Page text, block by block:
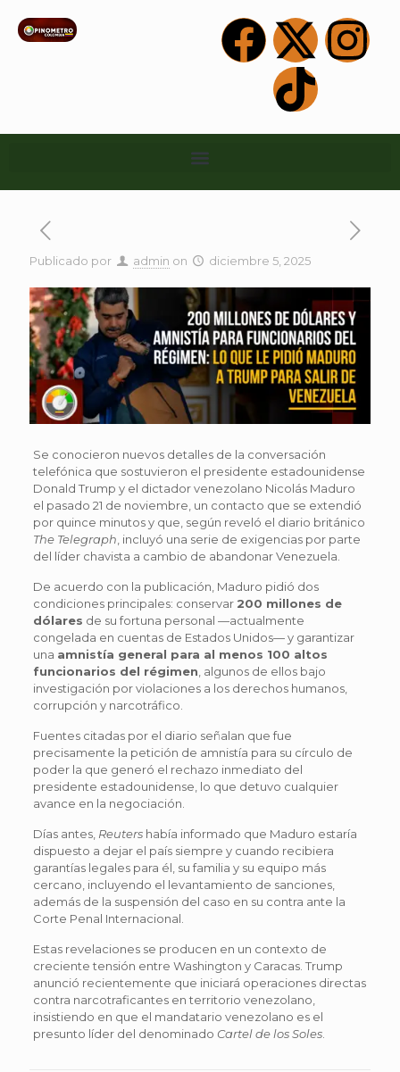
Publicado por admin on diciembre 5, 2025
Se conocieron nuevos detalles de la conversación
telefónica que sostuvieron el presidente estadounidense
Donald Trump y el dictador venezolano Nicolás Maduro
el pasado 21 de noviembre, un contacto que se extendió
por quince minutos y que, según reveló el diario británico
The Telegraph , incluyó una serie de exigencias por parte
del líder chavista a cambio de abandonar Venezuela.
De acuerdo con la publicación, Maduro pidió dos
condiciones principales: conservar 200 millones de
dólares de su fortuna personal —actualmente
congelada en cuentas de Estados Unidos— y garantizar
una amnistía general para al menos 100 altos
funcionarios del régimen , algunos de ellos bajo
investigación por violaciones a los derechos humanos,
corrupción y narcotráfico.
Fuentes citadas por el diario señalan que fue
precisamente la petición de amnistía para su círculo de
poder la que generó el rechazo inmediato del
presidente estadounidense, lo que detuvo cualquier
avance en la negociación.
Días antes, Reutershabía informado que Maduro estaría
dispuesto a dejar el país siempre y cuando recibiera
garantías legales para él, su familia y su equipo más
cercano, incluyendo el levantamiento de sanciones,
además de la suspensión del caso en su contra ante la
Corte Penal Internacional.
Estas revelaciones se producen en un contexto de
creciente tensión entre Washington y Caracas. Trump
anunció recientemente que iniciará operaciones directas
contra narcotraficantes en territorio venezolano,
insistiendo en que el mandatario venezolano es el
presunto líder del denominado Cartel de los Soles.